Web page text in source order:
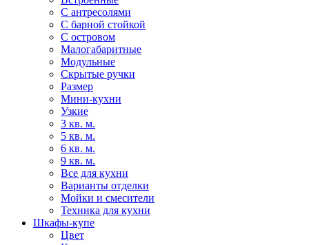
С антресолями
С барной стойкой
С островом
Малогабаритные
Модульные
Скрытые ручки
Размер
Мини-кухни
Узкие
3 кв. м.
5 кв. м.
6 кв. м.
9 кв. м.
Все для кухни
Варианты отделки
Мойки и смесители
Техника для кухни
Шкафы-купе
Цвет